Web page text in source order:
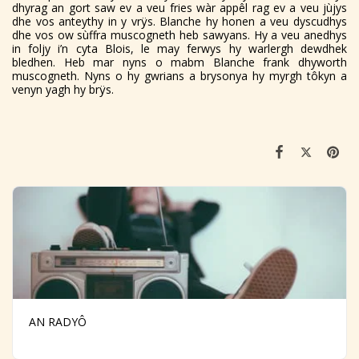
dhyrag an gort saw ev a veu fries wàr appêl rag ev a veu jùjys
dhe vos anteythy in y vrÿs. Blanche hy honen a veu dyscudhys
dhe vos ow sùffra muscogneth heb sawyans. Hy a veu anedhys
in foljy i’n cyta Blois, le may ferwys hy warlergh dewdhek
bledhen. Heb mar nyns o mabm Blanche frank dhyworth
muscogneth. Nyns o hy gwrians a brysonya hy myrgh tôkyn a
venyn yagh hy brÿs.
AN RADYÔ